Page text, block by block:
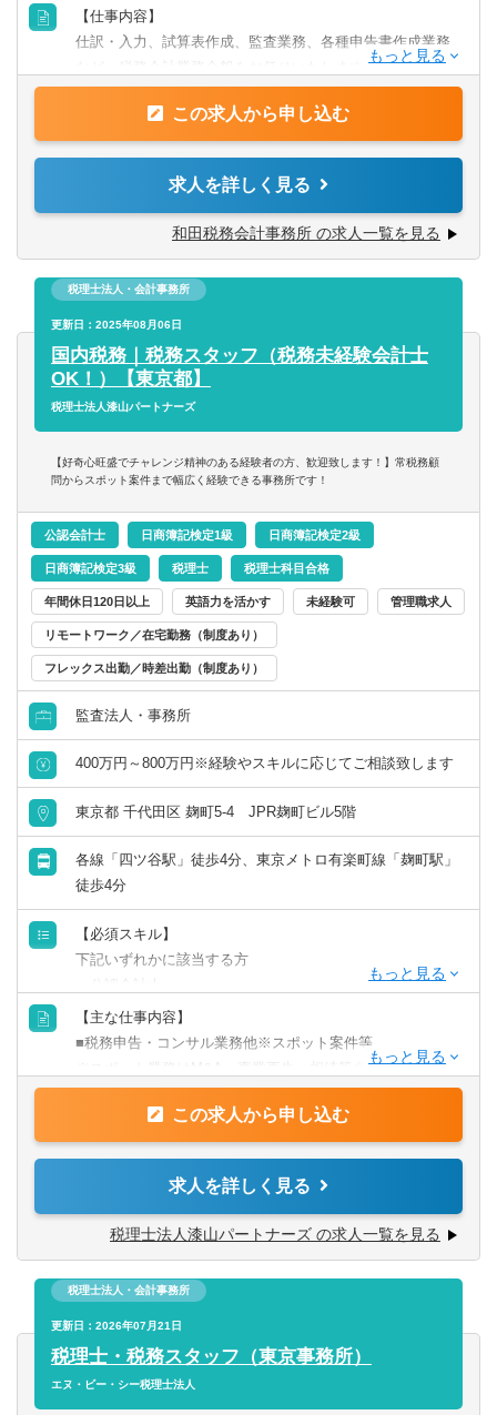
■税理士試験1科目以上合格
■税理士試験勉強中の方
【歓迎要件】
■税理士有資格者
※実務経験が浅くても一度ご相談ください！
【仕事内容】
仕訳・入力、試算表作成、監査業務、各種申告書作成業務
など、税務会計業務全般をお任せいたします。
★その他、資産税関連のご依頼をいただくことが多く、経
験・意欲に応じて株価算定、相続・事業承継関連業務に携
※使用ソフト：JDL・勘定奉行・弥生
ご入所後は、経験やスキルに応じて業務に携わっていただ
きます。一人前になれば、およそ15件ほどの担当をお任せ
いたします。
仕訳・入力から決算・申告書の作成、巡回監査といった一
いスポット案件まで幅広く業務を経験することが可能で
この求人から申し込む
求人を詳しく見る
和田税務会計事務所 の求人一覧を見る
税理士法人・会計事務所
更新日：2025年08月06日
国内税務｜税務スタッフ（税務未経験会計士
OK！）【東京都】
税理士法人漆山パートナーズ
【好奇心旺盛でチャレンジ精神のある経験者の方、歓迎致します！】常税務顧
問からスポット案件まで幅広く経験できる事務所です！
公認会計士 日商簿記検定1級 日商簿記検定2級
日商簿記検定3級 税理士 税理士科目合格
年間休日120日以上 英語力を活かす 未経験可 管理職求人
リモートワーク／在宅勤務（制度あり）
フレックス出勤／時差出勤（制度あり）
監査法人・事務所
400万円～800万円※経験やスキルに応じてご相談致します
東京都 千代田区 麹町5-4 JPR麹町ビル5階
各線「四ツ谷駅」徒歩4分、東京メトロ有楽町線「麹町駅」
徒歩4分
【必須スキル】
下記いずれかに該当する方
・税理士
・税理士科目合格者
・会計事務所で3年以上勤務経験があり申告書を作成出来る
方
自分で前向きに物事を捉え、自ら動ける方を歓迎いたしま
【主な仕事内容】
■税務申告・コンサル業務他※スポット案件等
※スポット業務はM&A、事業再生、相続等多岐に渡りま
【クライアント】
まで様々な規模、業種のお客様がいます。
※多くの案件が紹介によるものですので、営業もほとんど
ございません。
【担当企業数】
■10社～
※ゆくゆくは、徐々に担当を増やしていただき、中核クラ
この求人から申し込む
求人を詳しく見る
税理士法人漆山パートナーズ の求人一覧を見る
税理士法人・会計事務所
更新日：2026年07月21日
税理士・税務スタッフ（東京事務所）
エヌ・ビー・シー税理士法人